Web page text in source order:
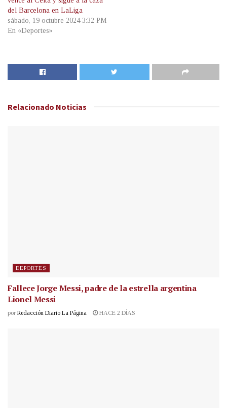
del Barcelona en LaLiga
sábado, 19 octubre 2024 3:32 PM
En «Deportes»
Relacionado Noticias
DEPORTES
Fallece Jorge Messi, padre de la estrella argentina
Lionel Messi
por Redacción Diario La Página HACE 2 DÍAS